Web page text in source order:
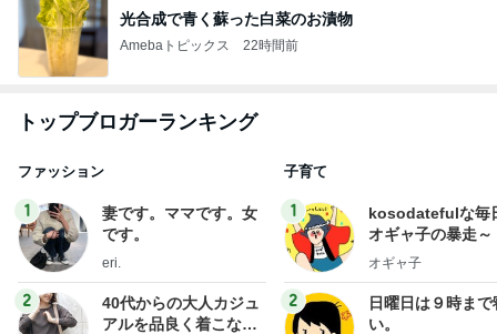
光合成で青く蘇った白菜のお漬物
Amebaトピックス 22時間前
トップブロガーランキング
ファッション
1
妻です。ママです。女
です。
eri.
2
40代からの大人カジュ
アルを品良く着こなす
子育て
1
kosodatefulな毎
オギャ子の暴走～
オギャ子
2
日曜日は９時まで
い。